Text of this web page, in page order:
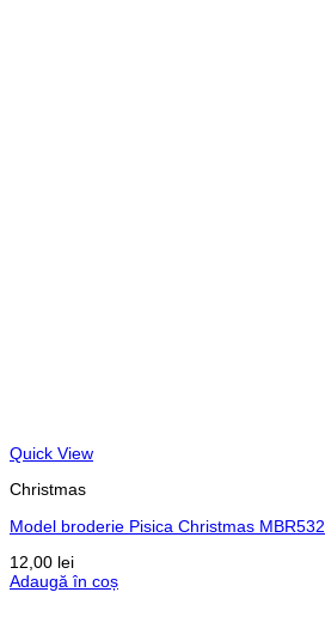
Quick View
Christmas
Model broderie Pisica Christmas MBR532
12,00 lei
Adaugă în coș